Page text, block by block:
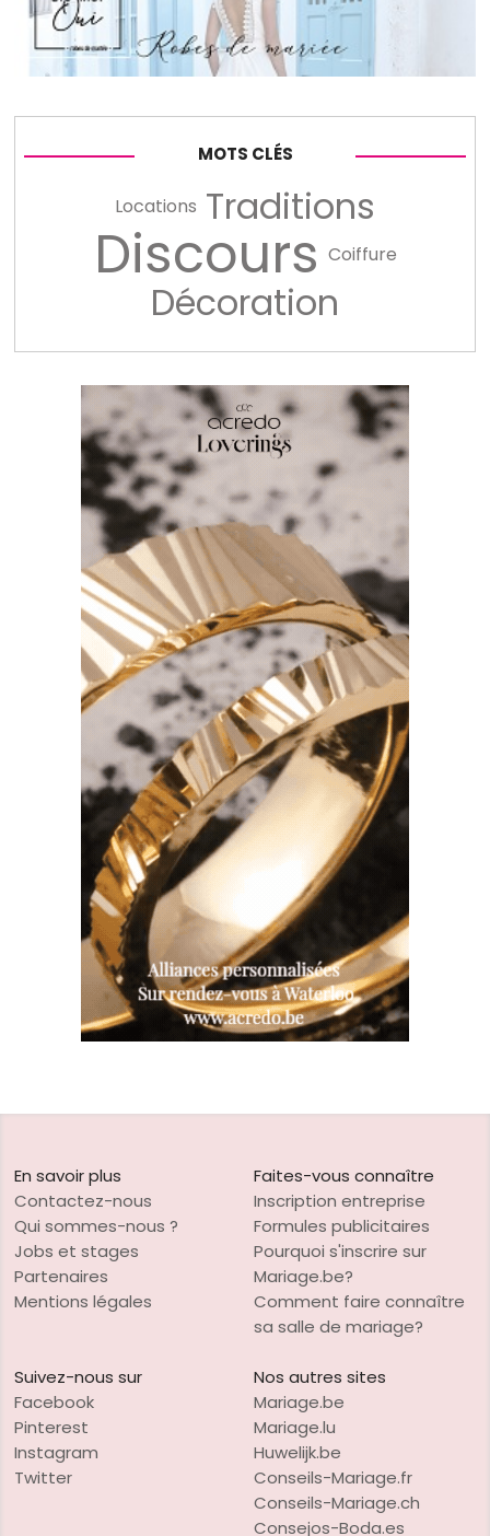
MOTS CLÉS
Locations Traditions
Discours Coiffure
Décoration
En savoir plus
Contactez-nous
Qui sommes-nous ?
Jobs et stages
Partenaires
Mentions légales
Faites-vous connaître
Inscription entreprise
Formules publicitaires
Pourquoi s'inscrire sur
Mariage.be?
Comment faire connaître
sa salle de mariage?
Suivez-nous sur
Facebook
Pinterest
Instagram
Twitter
Nos autres sites
Mariage.be
Mariage.lu
Huwelijk.be
Conseils-Mariage.fr
Conseils-Mariage.ch
Consejos-Boda.es